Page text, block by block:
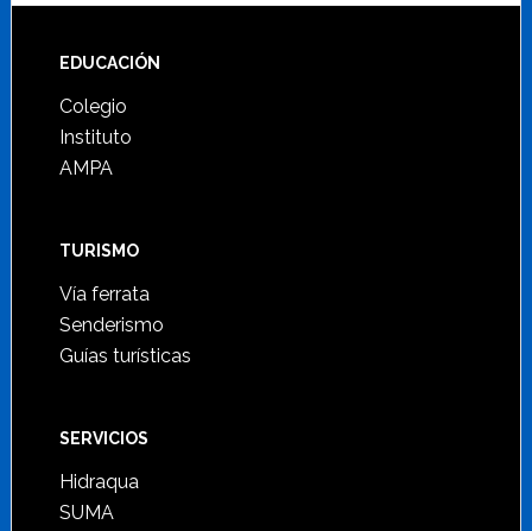
Footer
EDUCACIÓN
Colegio
Instituto
AMPA
TURISMO
Vía ferrata
Senderismo
Guías turísticas
SERVICIOS
Hidraqua
SUMA